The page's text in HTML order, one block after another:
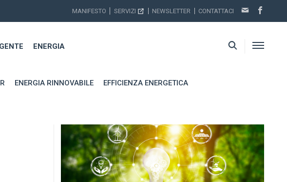
MANIFESTO SERVIZI NEWSLETTER CONTATTACI
ENERGIA
ENERGIA RINNOVABILE EFFICIENZA ENERGETICA